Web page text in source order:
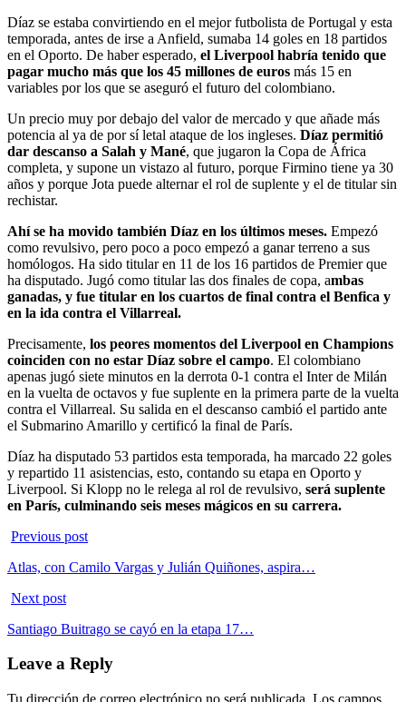
Díaz se estaba convirtiendo en el mejor futbolista de Portugal y esta
temporada, antes de irse a Anfield, sumaba 14 goles en 18 partidos
en el Oporto. De haber esperado, el Liverpool habría tenido que
pagar mucho más que los 45 millones de euros más 15 en
variables por los que se aseguró el futuro del colombiano.
Un precio muy por debajo del valor de mercado y que añade más
potencia al ya de por sí letal ataque de los ingleses. Díaz permitió
dar descanso a Salah y Mané, que jugaron la Copa de África
completa, y supone un vistazo al futuro, porque Firmino tiene ya 30
años y porque Jota puede alternar el rol de suplente y el de titular sin
rechistar.
Ahí se ha movido también Díaz en los últimos meses. Empezó
como revulsivo, pero poco a poco empezó a ganar terreno a sus
homólogos. Ha sido titular en 11 de los 16 partidos de Premier que
ha disputado. Jugó como titular las dos finales de copa, ambas
ganadas, y fue titular en los cuartos de final contra el Benfica y
en la ida contra el Villarreal.
Precisamente, los peores momentos del Liverpool en Champions
coinciden con no estar Díaz sobre el campo. El colombiano
apenas jugó siete minutos en la derrota 0-1 contra el Inter de Milán
en la vuelta de octavos y fue suplente en la primera parte de la vuelta
contra el Villarreal. Su salida en el descanso cambió el partido ante
el Submarino Amarillo y certificó la final de París.
Díaz ha disputado 53 partidos esta temporada, ha marcado 22 goles
y repartido 11 asistencias, esto, contando su etapa en Oporto y
Liverpool. Si Klopp no le relega al rol de revulsivo, será suplente
en París, culminando seis meses mágicos en su carrera.
Previous post
Atlas, con Camilo Vargas y Julián Quiñones, aspira…
Next post
Santiago Buitrago se cayó en la etapa 17…
Leave a Reply
Tu dirección de correo electrónico no será publicada. Los campos